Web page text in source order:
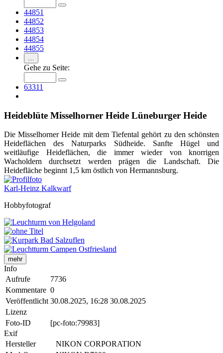
44851
44852
44853
44854
44855
…
Gehe zu Seite:
63311
Heideblüte Misselhorner Heide Lüneburger Heide
Die Misselhorner Heide mit dem Tiefental gehört zu den schönsten
Heideflächen des Naturparks Südheide. Sanfte Hügel und
weitläufige Heideflächen, die immer wieder von knorrigen
Wacholdern durchsetzt werden prägen die Landschaft. Die
Heidefläche beginnt 1,5 km östlich von Hermannsburg.
Karl-Heinz Kalkwarf
Hobbyfotograf
mehr
Info
Aufrufe
7736
Kommentare 0
Veröffentlicht 30.08.2025, 16:28 30.08.2025
Lizenz
Foto-ID
[pc-foto:79983]
Exif
Hersteller
NIKON CORPORATION